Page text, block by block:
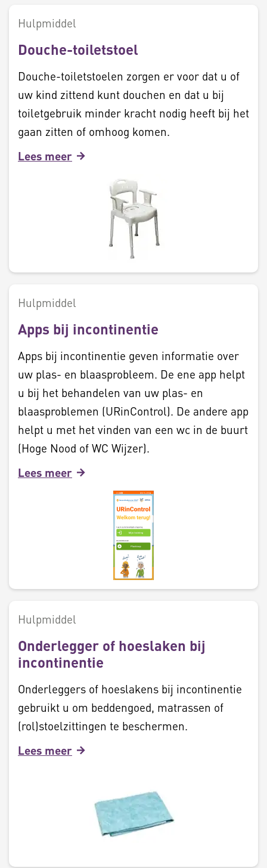
Hulpmiddel
Douche-toiletstoel
Douche-toiletstoelen zorgen er voor dat u of
uw kind zittend kunt douchen en dat u bij
toiletgebruik minder kracht nodig heeft bij het
gaan zitten of omhoog komen.
Lees meer
Hulpmiddel
Apps bij incontinentie
Apps bij incontinentie geven informatie over
uw plas- en blaasprobleem. De ene app helpt
u bij het behandelen van uw plas- en
blaasproblemen (URinControl). De andere app
helpt u met het vinden van een wc in de buurt
(Hoge Nood of WC Wijzer).
Lees meer
Hulpmiddel
Onderlegger of hoeslaken bij
incontinentie
Onderleggers of hoeslakens bij incontinentie
gebruikt u om beddengoed, matrassen of
(rol)stoelzittingen te beschermen.
Lees meer